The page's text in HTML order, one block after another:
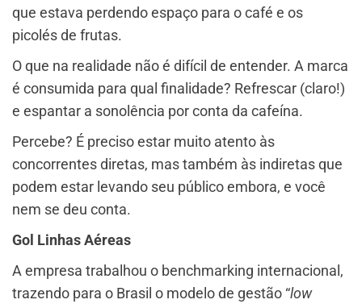
que estava perdendo espaço para o café e os
picolés de frutas.
O que na realidade não é difícil de entender. A marca
é consumida para qual finalidade? Refrescar (claro!)
e espantar a sonolência por conta da cafeína.
Percebe? É preciso estar muito atento às
concorrentes diretas, mas também às indiretas que
podem estar levando seu público embora, e você
nem se deu conta.
Gol Linhas Aéreas
A empresa trabalhou o benchmarking internacional,
trazendo para o Brasil o modelo de gestão “low